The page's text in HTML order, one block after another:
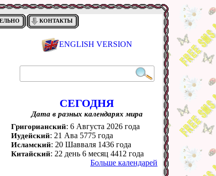
КОНТАКТЫ
ENGLISH VERSION
СЕГОДНЯ
Дата в разных календарях мира
Григорианский: 6 Августа 2026 года
Иудейский: 21 Ава 5775 года
Исламский: 20 Шавваля 1436 года
Китайский: 22 день 6 месяц 4412 года
Больше календарей